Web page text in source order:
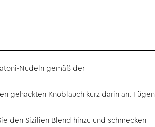
Nudeln gemäß der
gehackten Knoblauch kurz darin an. Fügen
den Sizilien Blend hinzu und schmecken